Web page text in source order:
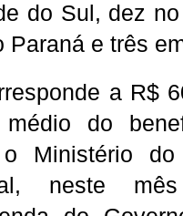
do Sul, dez
Paraná e três
a R$
do
Ministério do
neste